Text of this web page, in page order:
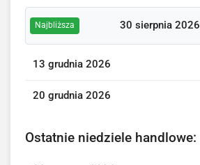
Najbliższa 30 sierpnia 2026
13 grudnia 2026
20 grudnia 2026
Ostatnie niedziele handlowe: